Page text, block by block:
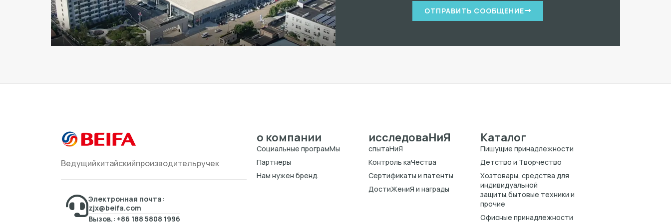
ОТПРАВИТЬ СООБЩЕНИЕ
Ведущийкитайскийпроизводительручек
Электронная почта:
zjx@beifa.com
Вызов.: +86 188 5808 1996
о компании
Cоциальные програмMы
Партнеры
Нам нужен бренд.
исследоваHиЯ
спытаHиЯ
Kонтроль каЧества
Cертификаты и патенты
ДостиЖениЯ и награды
Каталог
Пишущие принадлежности
Детство и Творчество
Хозтовары, средства для
индивидуальной
защиты,бытовые техники и
прочие
Офисные принадлежности